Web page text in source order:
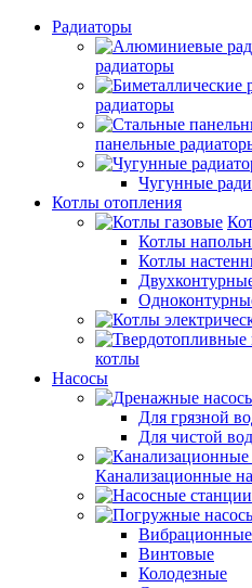
Радиаторы
радиаторы
радиаторы
панельные
Чугунные
Котлы отопления
Котлы
Котлы
котлы
Насосы
Для грязной
Для чистой
Канализационные
Вибрационные
Винтовые
Колодезные